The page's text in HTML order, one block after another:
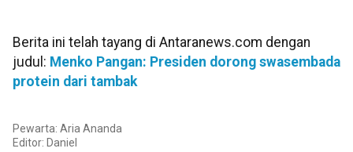
Berita ini telah tayang di Antaranews.com dengan
judul: Menko Pangan: Presiden dorong swasembada
protein dari tambak
Pewarta: Aria Ananda
Editor: Daniel